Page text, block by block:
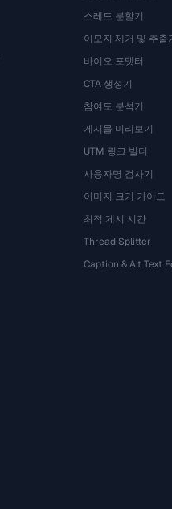
스레드 분할기
이모지 제거 및 추출
바이오 포맷터
CTA 생성기
참여도 분석기
게시물 미리보기
UTM 링크 빌더
사용자명 검사기
이미지 크기 가이드
최적 게시 시간
Thread Splitter
Caption & Alt Text